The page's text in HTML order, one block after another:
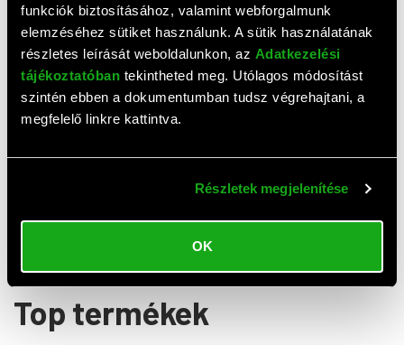
funkciók biztosításához, valamint webforgalmunk
elemzéséhez sütiket használunk. A sütik használatának
részletes leírását weboldalunkon, az Adatkezelési
tájékoztatóban tekintheted meg. Utólagos módosítást
szintén ebben a dokumentumban tudsz végrehajtani, a
megfelelő linkre kattintva.
Részletek megjelenítése
OK
Értékelések
Top termékek